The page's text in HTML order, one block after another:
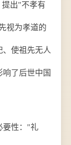
出"不孝有
视为孝道的
、使祖先无人
了后世中国
要性："礼